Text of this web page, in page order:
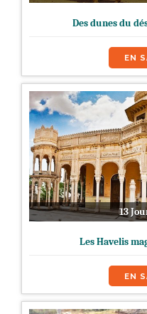
Des dunes du
EN
13
Les Havelis
EN